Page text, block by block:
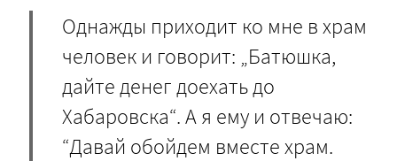
Однажды приходит ко мне в храм
человек и говорит: „Батюшка,
дайте денег доехать до
Хабаровска“. А я ему и отвечаю:
“Давай обойдем вместе храм.